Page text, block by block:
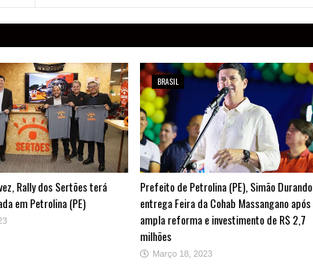
Rally dos Sertões terá
em Petrolina (PE)
BRASIL
Prefeito de Petrolina (PE), Simão Durando
entrega Feira da Cohab Massangano após
ampla reforma e investimento de R$ 2,7
milhões
Março 18, 2023